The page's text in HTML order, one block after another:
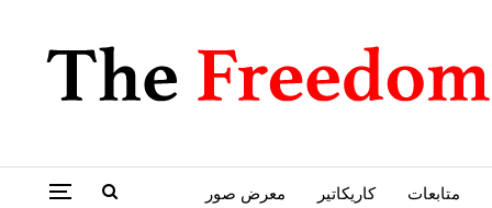
متابعات كاريكاتير معرض صور